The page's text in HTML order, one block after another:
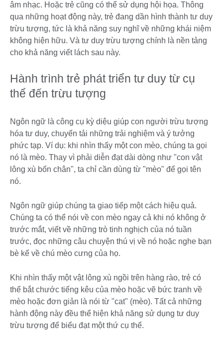
âm nhạc. Hoặc trẻ cũng có thể sử dụng hội họa. Thông
qua những hoạt động này, trẻ đang dần hình thành tư duy
trừu tượng, tức là khả năng suy nghĩ về những khái niệm
không hiện hữu. Và tư duy trừu tượng chính là nền tảng
cho khả năng viết lách sau này.
Hành trình trẻ phát triển tư duy từ cụ
thể đến trừu tượng
Ngôn ngữ là công cụ kỳ diệu giúp con người trừu tượng
hóa tư duy, chuyển tải những trải nghiệm và ý tưởng
phức tạp. Ví dụ: khi nhìn thấy một con mèo, chúng ta gọi
nó là mèo. Thay vì phải diễn đạt dài dòng như "con vật
lông xù bốn chân", ta chỉ cần dùng từ "mèo" để gọi tên
nó.
Ngôn ngữ giúp chúng ta giao tiếp một cách hiệu quả.
Chúng ta có thể nói về con mèo ngay cả khi nó không ở
trước mắt, viết về những trò tinh nghịch của nó tuần
trước, đọc những câu chuyện thú vị về nó hoặc nghe bạn
bè kể về chú mèo cưng của họ.
Khi nhìn thấy một vật lông xù ngồi trên hàng rào, trẻ có
thể bắt chước tiếng kêu của mèo hoặc vẽ bức tranh về
mèo hoặc đơn giản là nói từ "cat" (mèo). Tất cả những
hành động này đều thể hiện khả năng sử dụng tư duy
trừu tượng để biểu đạt một thứ cụ thể.